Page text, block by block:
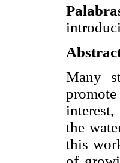
Many
the
this